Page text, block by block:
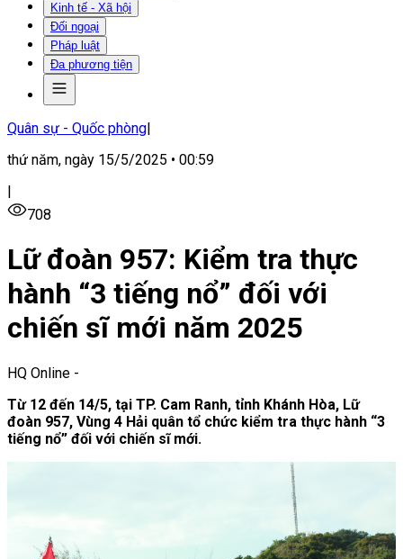
Kinh tế - Xã hội
Đối ngoại
Pháp luật
Đa phương tiện
Quân sự - Quốc phòng|
thứ năm, ngày 15/5/2025 • 00:59
|
708
Lữ đoàn 957: Kiểm tra thực
hành “3 tiếng nổ” đối với
chiến sĩ mới năm 2025
HQ Online -
Từ 12 đến 14/5, tại TP. Cam Ranh, tỉnh Khánh Hòa, Lữ
đoàn 957, Vùng 4 Hải quân tổ chức kiểm tra thực hành “3
tiếng nổ” đối với chiến sĩ mới.